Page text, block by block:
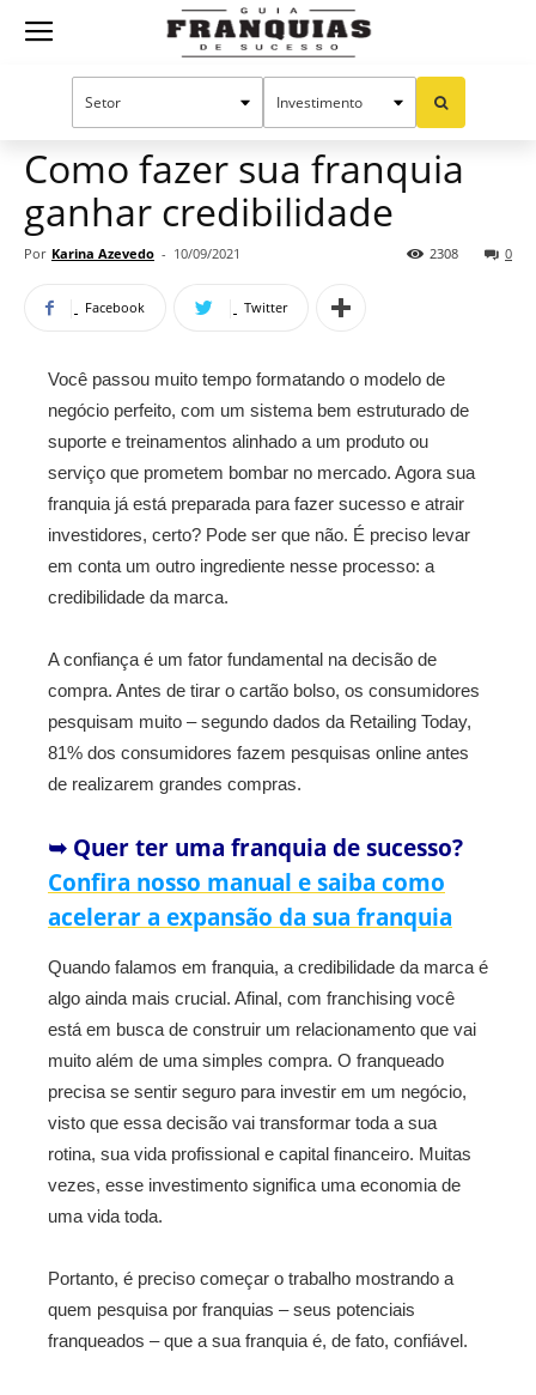
Guia
Manual do sucesso
Como fazer sua franquia
ganhar credibilidade
Por Karina Azevedo - 10/09/2021 0
2308
Facebook Twitter
Você passou muito tempo formatando o modelo de
negócio perfeito, com um sistema bem estruturado de
suporte e treinamentos alinhado a um produto ou
serviço que prometem bombar no mercado. Agora sua
franquia já está preparada para fazer sucesso e atrair
investidores, certo? Pode ser que não. É preciso levar
em conta um outro ingrediente nesse processo: a
credibilidade da marca.
A confiança é um fator fundamental na decisão de
compra. Antes de tirar o cartão bolso, os consumidores
pesquisam muito – segundo dados da Retailing Today,
81% dos consumidores fazem pesquisas online antes
de realizarem grandes compras.
➥ Quer ter uma franquia de sucesso?
Confira nosso manual e saiba como
acelerar a expansão da sua franquia
Quando falamos em franquia, a credibilidade da marca é
algo ainda mais crucial. Afinal, com franchising você
está em busca de construir um relacionamento que vai
muito além de uma simples compra. O franqueado
precisa se sentir seguro para investir em um negócio,
visto que essa decisão vai transformar toda a sua
rotina, sua vida profissional e capital financeiro. Muitas
vezes, esse investimento significa uma economia de
uma vida toda.
Portanto, é preciso começar o trabalho mostrando a
quem pesquisa por franquias – seus potenciais
franqueados – que a sua franquia é, de fato, confiável.